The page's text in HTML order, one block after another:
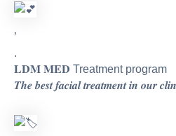
’
.
𝐋𝐃𝐌 𝐌𝐄𝐃 Treatment program
𝑻𝒉𝒆 𝒃𝒆𝒔𝒕 𝒇𝒂𝒄𝒊𝒂𝒍 𝒕𝒓𝒆𝒂𝒕𝒎𝒆𝒏𝒕 𝒊𝒏 𝒐𝒖𝒓